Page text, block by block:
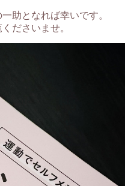
助となれば幸いです。
ださいませ。